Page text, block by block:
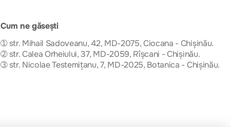
Cum ne găsești
➀ str. Mihail Sadoveanu, 42, MD-2075, Ciocana - Chișinău.
➁ str. Calea Orheiului, 37, MD-2059, Rîșcani - Chișinău.
➂ str. Nicolae Testemițanu, 7, MD-2025, Botanica - Chișinău.